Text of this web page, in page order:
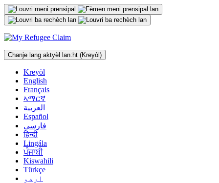
Ale
nan
kontni
Chanje lang aktyèl lan: ht (Kreyòl)
Kreyòl
English
Français
ኣማርኛ
العربية
Español
فارسی
हिन्दी
Lingála
ਪੰਜਾਬੀ
Kiswahili
Türkçe
اردو